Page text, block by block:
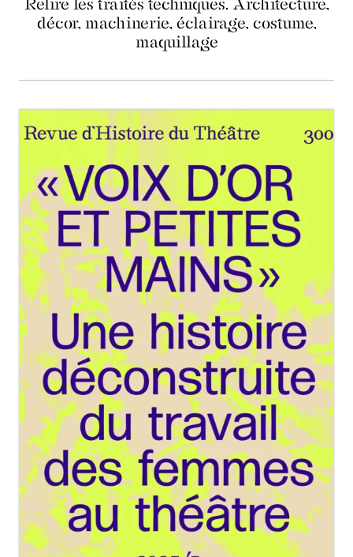
Relire les traités techniques. Architecture,
décor, machinerie, éclairage, costume,
maquillage